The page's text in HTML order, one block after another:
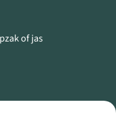
of jas